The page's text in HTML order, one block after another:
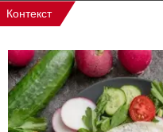
Контекст